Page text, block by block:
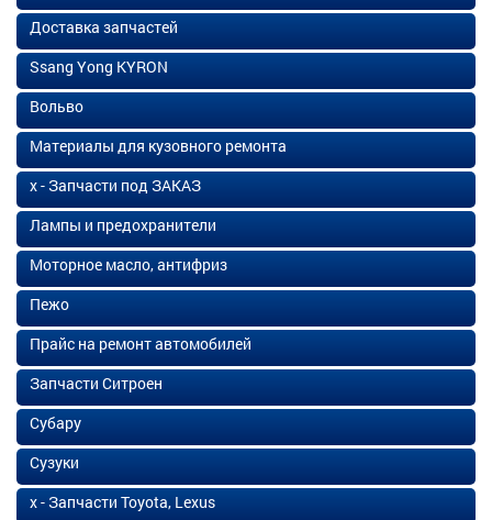
Доставка запчастей
Ssang Yong KYRON
Вольво
Материалы для кузовного ремонта
х - Запчасти под ЗАКАЗ
Лампы и предохранители
Моторное масло, антифриз
Пежо
Прайс на ремонт автомобилей
Запчасти Ситроен
Субару
Сузуки
х - Запчасти Toyota, Lexus